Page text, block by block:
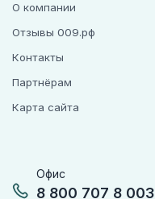
Офис
8 800 707 8 003
О компании
Отзывы 009.рф
Контакты
Партнёрам
Карта сайта